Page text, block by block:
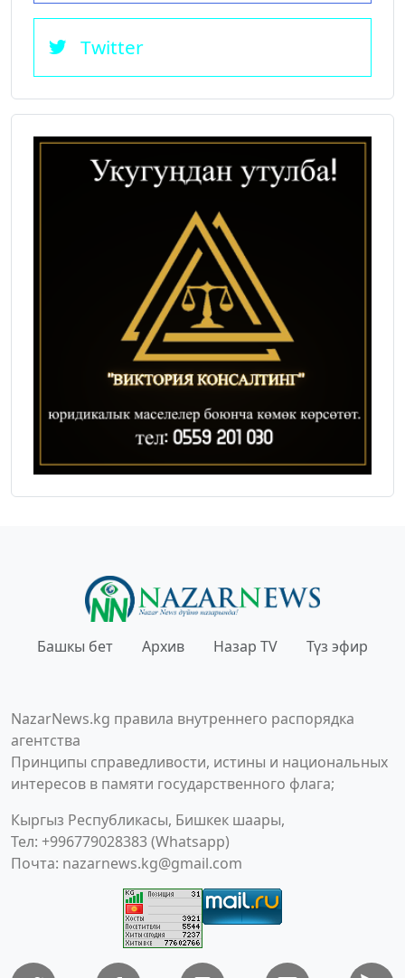
Twitter
Башкы бет Архив Назар TV Түз эфир
NazarNews.kg правила внутреннего распорядка
агентства
Принципы справедливости, истины и национальных
интересов в памяти государственного флага;
Кыргыз Республикасы, Бишкек шаары,
Тел: +996779028383 (Whatsapp)
Почта: nazarnews.kg@gmail.com